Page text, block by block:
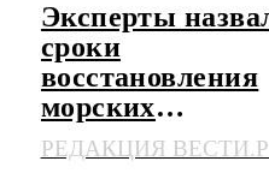
Эксперты
сроки
восстановления
морских
перевозок после
ЧП в Суэцком
РЕДАКЦИЯ